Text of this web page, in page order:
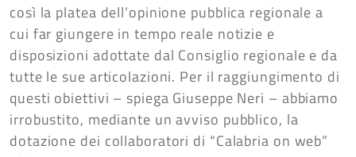
così la platea dell’opinione pubblica regionale a
cui far giungere in tempo reale notizie e
disposizioni adottate dal Consiglio regionale e da
tutte le sue articolazioni. Per il raggiungimento di
questi obiettivi – spiega Giuseppe Neri – abbiamo
irrobustito, mediante un avviso pubblico, la
dotazione dei collaboratori di “Calabria on web”